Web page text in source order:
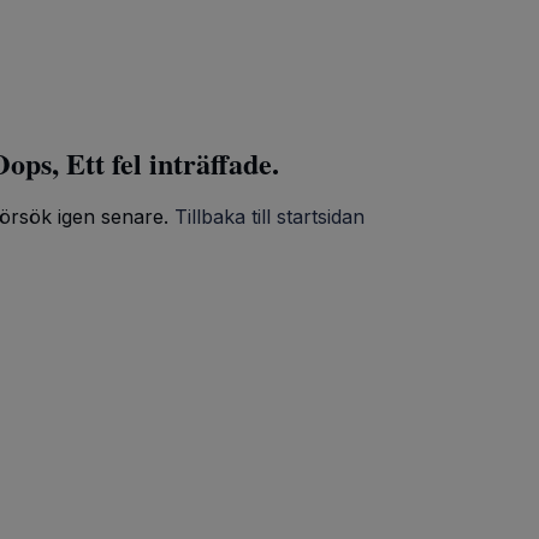
Ett fel inträffade.
igen senare. Tillbaka till startsidan